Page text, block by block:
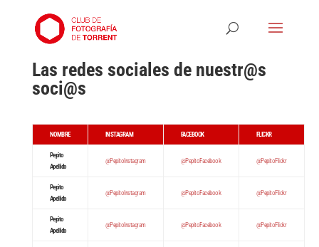
Las redes sociales de nuestr@s
soci@s
NOMBRE INSTAGRAM FACEBOOK FLICKR
Pepito
Apellido
@PepitoInstagram @PepitoFacebook @PepitoFlickr
Pepito
Apellido
@PepitoInstagram @PepitoFacebook @PepitoFlickr
Pepito
Apellido
@PepitoInstagram @PepitoFacebook @PepitoFlickr